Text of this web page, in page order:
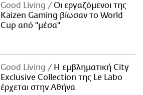
Good Living
Οι εργαζόμενοι της
Kaizen Gaming βίωσαν το World
Cup από "μέσα"
Good Living
Η εμβληματική City
Exclusive Collection της Le Labo
έρχεται στην Αθήνα